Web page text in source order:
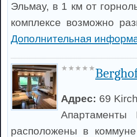
Эльмау, в 1 км от
комплексе возможно
Дополнительная
Адрес: 69
расположены в